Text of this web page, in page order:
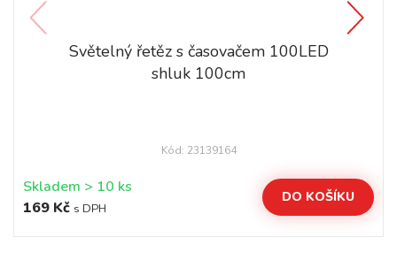
Světelný řetěz s časovačem 100LED
shluk 100cm
Kód: 23139164
Skladem > 10 ks
169 Kč s DPH
DO KOŠÍKU